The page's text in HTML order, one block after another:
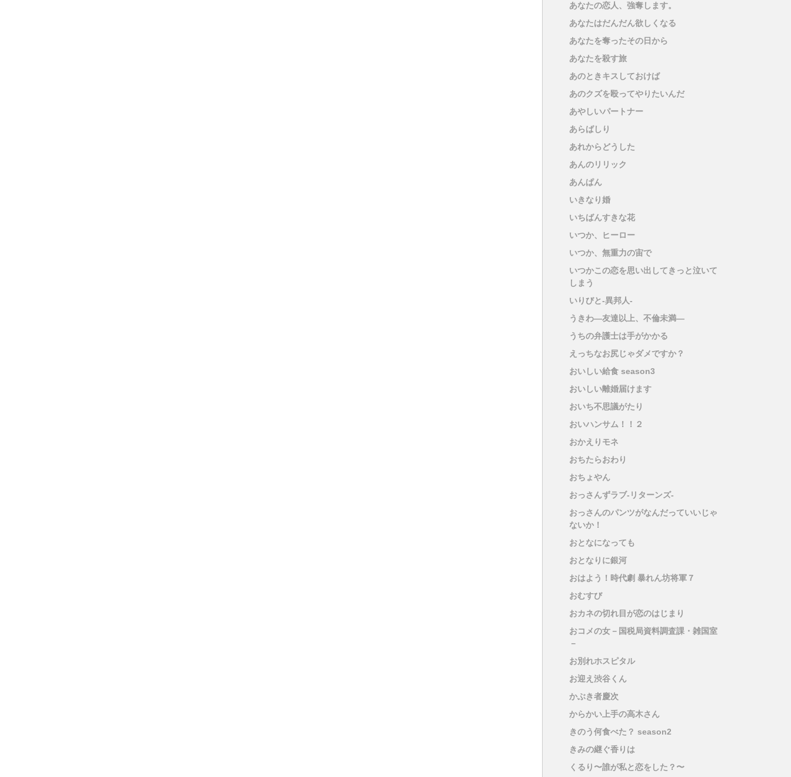
あなたの恋人、強奪します。
あなたはだんだん欲しくなる
あなたを奪ったその日から
あなたを殺す旅
あのときキスしておけば
あのクズを殴ってやりたいんだ
あやしいパートナー
あらばしり
あれからどうした
あんのリリック
あんぱん
いきなり婚
いちばんすきな花
いつか、ヒーロー
いつか、無重力の宙で
いつかこの恋を思い出してきっと泣いて
しまう
いりびと-異邦人-
うきわ―友達以上、不倫未満―
うちの弁護士は手がかかる
えっちなお尻じゃダメですか？
おいしい給食 season3
おいしい離婚届けます
おいち不思議がたり
おいハンサム！！２
おかえりモネ
おちたらおわり
おちょやん
おっさんずラブ-リターンズ-
おっさんのパンツがなんだっていいじゃ
ないか！
おとなになっても
おとなりに銀河
おはよう！時代劇 暴れん坊将軍７
おむすび
おカネの切れ目が恋のはじまり
おコメの女－国税局資料調査課・雑国室
－
お別れホスピタル
お迎え渋谷くん
かぶき者慶次
からかい上手の高木さん
きのう何食べた？ season2
きみの継ぐ香りは
くるり〜誰が私と恋をした？〜